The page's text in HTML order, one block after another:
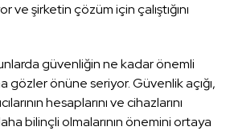
şirketin çözüm için çalıştığını
güvenliğin ne kadar önemli
gözler önüne seriyor. Güvenlik açığı,
hesaplarını ve cihazlarını
bilinçli olmalarının önemini ortaya